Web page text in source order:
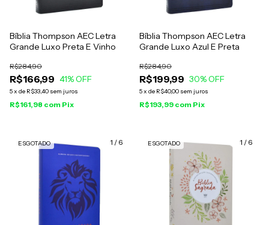
Bíblia Thompson AEC Letra
Grande Luxo Preta E Vinho
R$166,99
R$284,90
41% OFF
5x de R$33,40 sem juros
R$161,98 com Pix
Bíblia Thompson AEC Letra
Grande Luxo Azul E Preta
R$199,99
R$284,90
30% OFF
5x de R$40,00 sem juros
R$193,99 com Pix
1 / 6
ESGOTADO 1 / 6
ESGOTADO